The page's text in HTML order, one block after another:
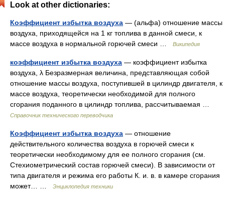
Look at other dictionaries:
Коэффициент избытка воздуха — (альфа) отношение массы
воздуха, приходящейся на 1 кг топлива в данной смеси, к
массе воздуха в нормальной горючей смеси …
Википедия
коэффициент избытка воздуха — коэффициент избытка
воздуха, λ Безразмерная величина, представляющая собой
отношение массы воздуха, поступившей в цилиндр двигателя, к
массе воздуха, теоретически необходимой для полного
сгорания поданного в цилиндр топлива, рассчитываемая …
Справочник технического переводчика
Коэффициент избытка воздуха — отношение
действительного количества воздуха в горючей смеси к
теоретически необходимому для ее полного сгорания (см.
Стехиометрический состав горючей смеси). В зависимости от
типа двигателя и режима его работы К. и. в. в камере сгорания
может… …
Энциклопедия техники